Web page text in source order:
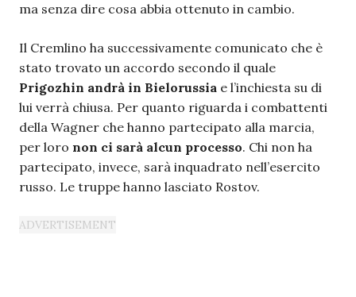
ma senza dire cosa abbia ottenuto in cambio.
Il Cremlino ha successivamente comunicato che è
stato trovato un accordo secondo il quale
Prigozhin andrà in Bielorussia e l’inchiesta su di
lui verrà chiusa. Per quanto riguarda i combattenti
della Wagner che hanno partecipato alla marcia,
per loro non ci sarà alcun processo. Chi non ha
partecipato, invece, sarà inquadrato nell’esercito
russo. Le truppe hanno lasciato Rostov.